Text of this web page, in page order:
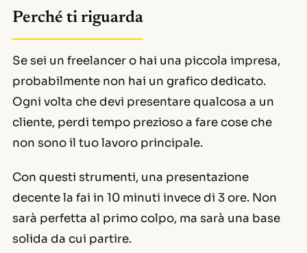
Perché ti riguarda
Se sei un freelancer o hai una piccola impresa,
probabilmente non hai un grafico dedicato.
Ogni volta che devi presentare qualcosa a un
cliente, perdi tempo prezioso a fare cose che
non sono il tuo lavoro principale.
Con questi strumenti, una presentazione
decente la fai in 10 minuti invece di 3 ore. Non
sarà perfetta al primo colpo, ma sarà una base
solida da cui partire.